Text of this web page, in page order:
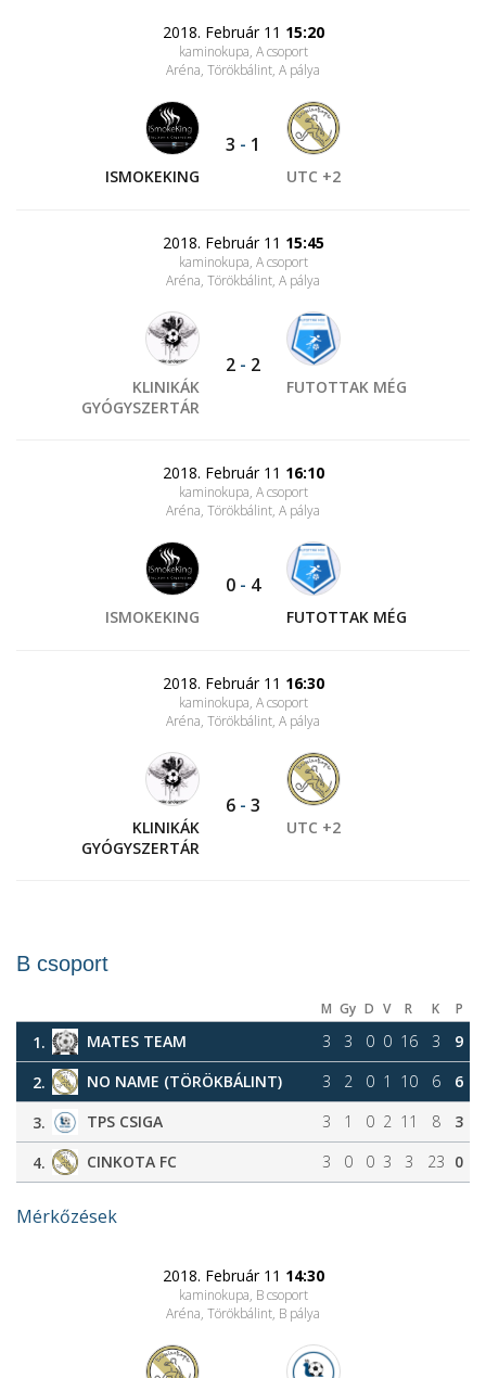
2018. Február 11 15:20
kaminokupa, A csoport
Aréna, Törökbálint, A pálya
ISMOKEKING
3 - 1
UTC +2
2018. Február 11 15:45
kaminokupa, A csoport
Aréna, Törökbálint, A pálya
KLINIKÁK
GYÓGYSZERTÁR
2 - 2
FUTOTTAK MÉG
2018. Február 11 16:10
kaminokupa, A csoport
Aréna, Törökbálint, A pálya
ISMOKEKING
0 - 4
FUTOTTAK MÉG
2018. Február 11 16:30
kaminokupa, A csoport
Aréna, Törökbálint, A pálya
KLINIKÁK
GYÓGYSZERTÁR
6 - 3
UTC +2
B csoport
M Gy D V R K P
1. MATES TEAM 3 3 0 0 16 3
9
2.
NO NAME (TÖRÖKBÁLINT) 3 2 0 1 10 6
6
3.
TPS CSIGA 3 1 0 2 11 8
3
4.
CINKOTA FC 3 0 0 3 3 23 0
Mérkőzések
2018. Február 11 14:30
kaminokupa, B csoport
Aréna, Törökbálint, B pálya